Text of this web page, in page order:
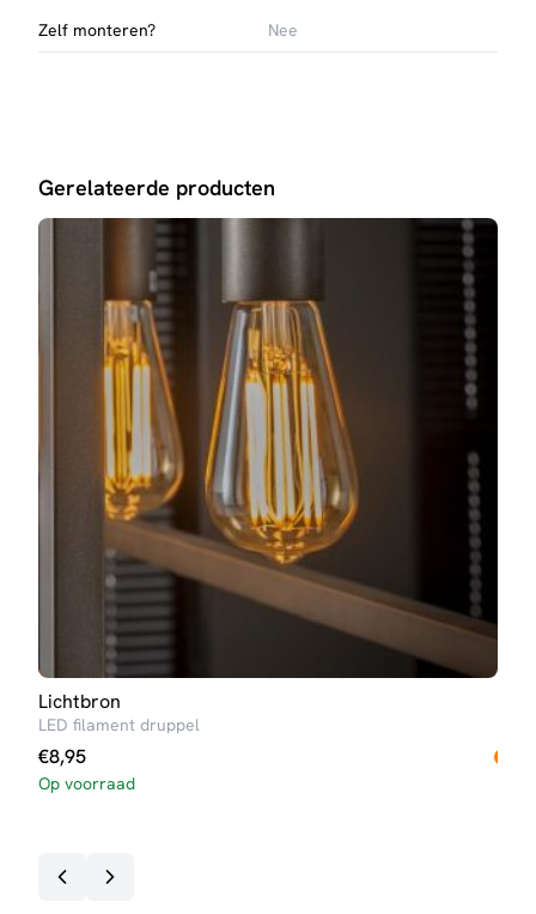
Zelf monteren? Nee
Gerelateerde producten
Lichtbron
LED filament druppel
€8,95
Op voorraad